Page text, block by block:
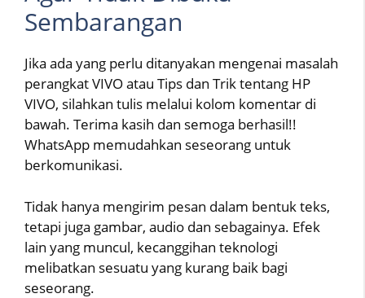
Sembarangan
Jika ada yang perlu ditanyakan mengenai masalah
perangkat VIVO atau Tips dan Trik tentang HP
VIVO, silahkan tulis melalui kolom komentar di
bawah. Terima kasih dan semoga berhasil!!
WhatsApp memudahkan seseorang untuk
berkomunikasi.
Tidak hanya mengirim pesan dalam bentuk teks,
tetapi juga gambar, audio dan sebagainya. Efek
lain yang muncul, kecanggihan teknologi
melibatkan sesuatu yang kurang baik bagi
seseorang.